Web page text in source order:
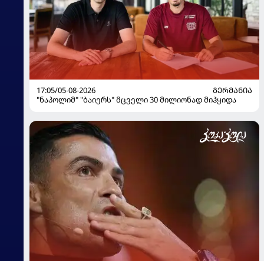
17:05/05-08-2026
ᲒᲔᲠᲛᲐᲜᲘᲐ
"ნაპოლიმ" "ბაიერს" მცველი 30 მილიონად მიჰყიდა